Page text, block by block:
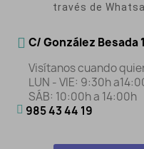
través de
C/ González
Visítanos cuando
LUN - VIE: 9:30h
SÁB: 10:00h a 14:00h
985 43 44 19